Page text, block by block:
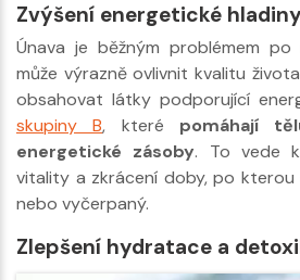
Zvýšení energetické hladiny
Únava je běžným problémem
může výrazně ovlivnit kvalitu
obsahovat látky podporující
skupiny B, které pomáhají
energetické zásoby. To vede k
vitality a zkrácení doby, po
nebo vyčerpaný.
Zlepšení hydratace a